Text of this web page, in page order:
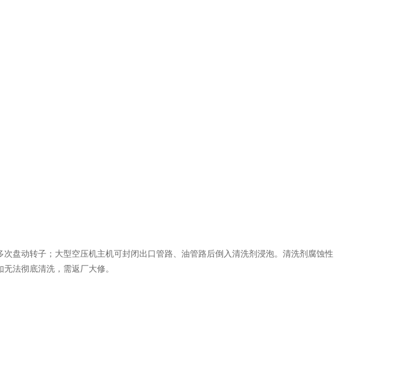
盘动转子；大型空压机主机可封闭出口管路、油管路后倒入清洗剂浸泡。清洗剂腐蚀性
法彻底清洗，需返厂大修。